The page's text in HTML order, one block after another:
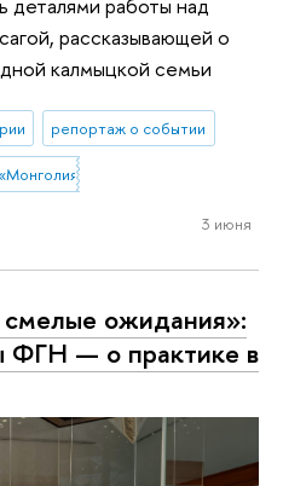
рассказывающей о
калмыцкой семьи
репортаж о событии
и Тибет»
3 июня
ожидания»:
ФГН — о практике в